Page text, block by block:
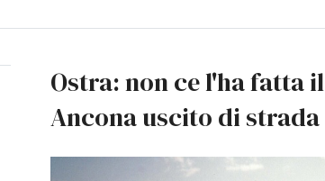
Ostra: non ce l'ha fatta
Ancona uscito di